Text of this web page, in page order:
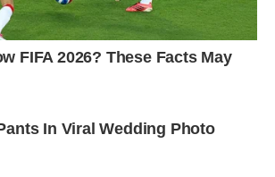
я.
довкола себе. – До речі, у тебе
а може, онучка.
на кухні? – Запитую я і намагаюся